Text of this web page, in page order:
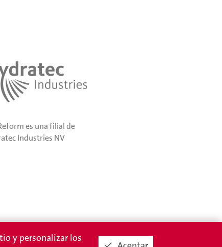
es una filial de
Industries NV
y personalizar los